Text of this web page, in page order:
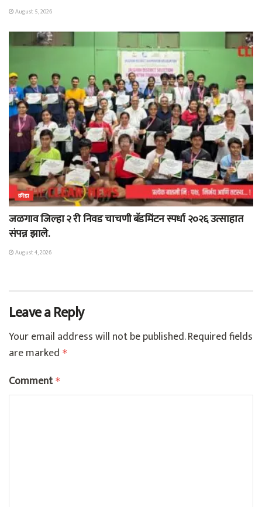
August 5, 2026
क्रीडा
जळगाव जिल्हा २ री निवड चाचणी बॅडमिंटन स्पर्धा २०२६ उत्साहात
संपन्न झाले.
August 4, 2026
Leave a Reply
Your email address will not be published.Required fields
are marked *
Comment *